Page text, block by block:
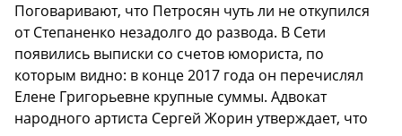
Поговаривают, что Петросян чуть ли не откупился
от Степаненко незадолго до развода. В Сети
появились выписки со счетов юмориста, по
которым видно: в конце 2017 года он перечислял
Елене Григорьевне крупные суммы. Адвокат
народного артиста Сергей Жорин утверждает, что